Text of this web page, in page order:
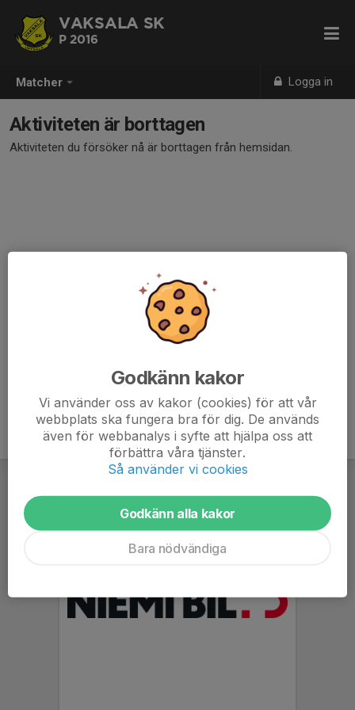
Matcher Logga in
VAKSALA SK
P 2016
Aktiviteten är borttagen
Aktiviteten du försöker nå är borttagen från hemsidan.
Godkänn kakor
Vi använder oss av kakor (cookies) för att vår
webbplats ska fungera bra för dig. De används
även för webbanalys i syfte att hjälpa oss att
förbättra våra tjänster.
Så använder vi cookies
Godkänn alla kakor
Bara nödvändiga